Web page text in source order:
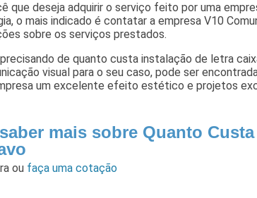
que deseja adquirir o serviço feito por uma
o mais indicado é contatar a empresa V10
sobre os serviços prestados.
de quanto custa instalação de letra
visual para o seu caso, pode ser
um excelente efeito estético e projetos
mais sobre Quanto
ou faça uma cotação